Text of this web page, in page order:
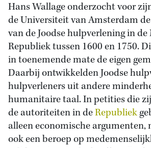
Hans Wallage onderzocht voor
de Universiteit van Amsterdam
van de Joodse hulpverlening in de
Republiek tussen 1600 en 1750.
in toenemende mate de eigen
Daarbij ontwikkelden Joodse
hulpverleners uit andere
humanitaire taal. In petities die
de autoriteiten in deRepubliek
alleen economische argumenten,
ook een beroep op